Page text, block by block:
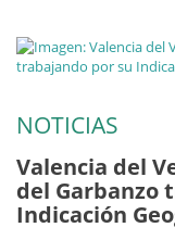
NOTICIAS
Valencia del
del Garbanzo
Indicación